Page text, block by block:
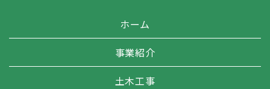
ホーム
事業紹介
土木工事